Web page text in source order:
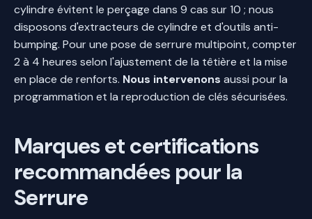
cylindre évitent le perçage dans 9 cas sur 10 ; nous
disposons d'extracteurs de cylindre et d'outils anti-
bumping. Pour une pose de serrure multipoint, compter
2 à 4 heures selon l'ajustement de la têtière et la mise
en place de renforts. Nous intervenons aussi pour la
programmation et la reproduction de clés sécurisées.
Marques et certifications
recommandées pour la
Serrure